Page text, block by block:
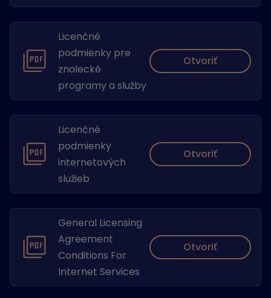
Licenčné
podmienky pre
znalecké
programy a služby
Otvoriť
Licenčné
podmienky
internetových
služieb
Otvoriť
General Licensing
Agreement
Conditions For
Internet Services
Otvoriť